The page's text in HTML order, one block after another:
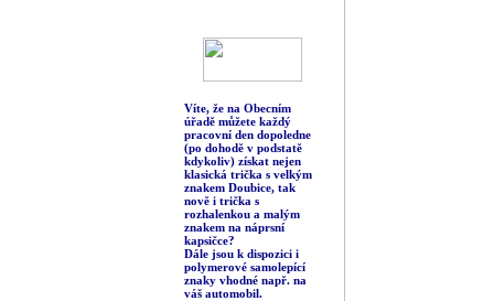
Víte, že na Obecním
úřadě můžete každý
pracovní den dopoledne
(po dohodě v podstatě
kdykoliv) získat nejen
klasická trička s velkým
znakem Doubice, tak
nově i trička s
rozhalenkou a malým
znakem na náprsní
kapsičce?
Dále jsou k dispozici i
polymerové samolepící
znaky vhodné např. na
váš automobil.